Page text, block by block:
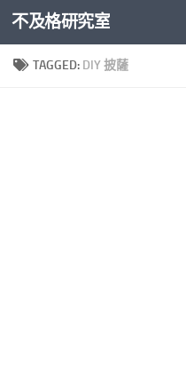
Skip to content
不及格研究室
TAGGED: DIY 披薩